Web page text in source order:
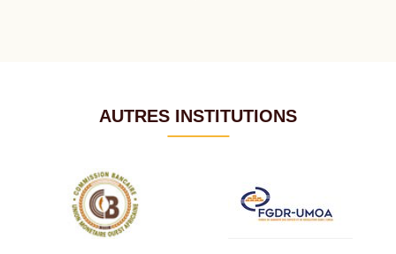
AUTRES INSTITUTIONS